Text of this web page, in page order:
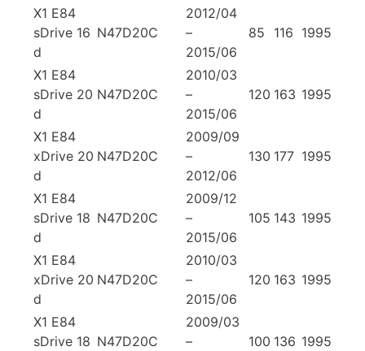
X1 E84
sDrive 16
d
N47D20C
2012/04
–
2015/06
85 116 1995
X1 E84
sDrive 20
d
N47D20C
2010/03
–
2015/06
120 163 1995
X1 E84
xDrive 20
d
N47D20C
2009/09
–
2012/06
130 177 1995
X1 E84
sDrive 18
d
N47D20C
2009/12
–
2015/06
105 143 1995
X1 E84
xDrive 20
d
N47D20C
2010/03
–
2015/06
120 163 1995
X1 E84
sDrive 18 N47D20C
2009/03
–
100 136 1995